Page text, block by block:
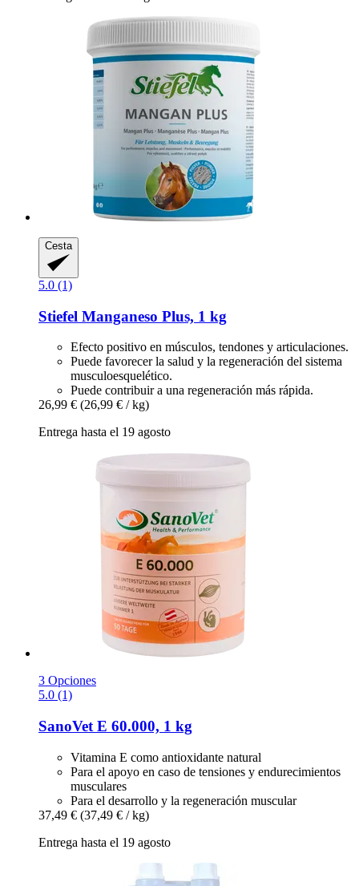
Cesta
5.0 (1)
Stiefel Manganeso Plus, 1 kg
Efecto positivo en músculos, tendones y articulaciones.
Puede favorecer la salud y la regeneración del sistema
musculoesquelético.
Puede contribuir a una regeneración más rápida.
26,99 € (26,99 € / kg)
Entrega hasta el 19 agosto
3 Opciones
5.0 (1)
SanoVetE 60.000, 1 kg
Vitamina E como antioxidante natural
Para el apoyo en caso de tensiones y endurecimientos
musculares
Para el desarrollo y la regeneración muscular
37,49 € (37,49 € / kg)
Entrega hasta el 19 agosto